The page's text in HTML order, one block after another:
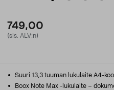
749,00
(sis. ALV:n)
Suuri 13,3 tuuman lukulaite A4-
Boox Note Max -lukulaite –